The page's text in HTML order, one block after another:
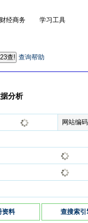
财经商务 学习工具
查询帮助
分析
网站编
资料 查搜索